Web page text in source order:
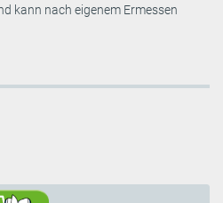
kann nach eigenem Ermessen